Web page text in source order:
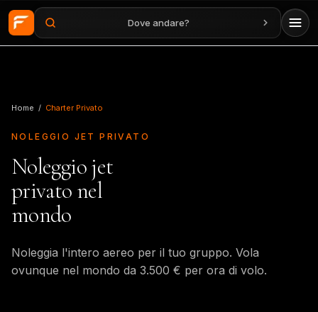
Vai al contenuto principale
Dove andare?
Home / Charter Privato
NOLEGGIO JET PRIVATO
Noleggio jet
privato nel
mondo
Noleggia l'intero aereo per il tuo gruppo. Vola
ovunque nel mondo da 3.500 € per ora di volo.